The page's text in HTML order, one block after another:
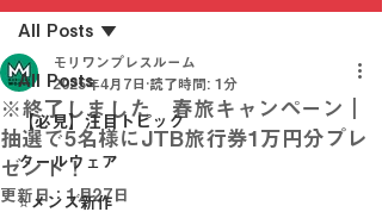
All Posts
【必見】注目トピック
クールウェア
⭐メンズ新作
All Posts
※終了しました 春旅キャンペーン｜
抽選で5名様にJTB旅行券1万円分プレ
ゼント！
モリワンプレスルーム
2025年4月7日 読了時間: 1分
更新日： 1月27日